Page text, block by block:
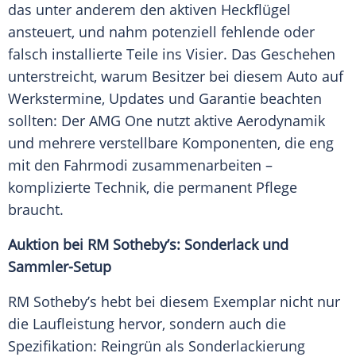
das unter anderem den aktiven Heckflügel
ansteuert, und nahm potenziell fehlende oder
falsch installierte Teile ins Visier. Das Geschehen
unterstreicht, warum Besitzer bei diesem Auto auf
Werkstermine, Updates und Garantie beachten
sollten: Der AMG One nutzt aktive Aerodynamik
und mehrere verstellbare Komponenten, die eng
mit den Fahrmodi zusammenarbeiten –
komplizierte Technik, die permanent Pflege
braucht.
Auktion bei RM Sotheby’s: Sonderlack und
Sammler-Setup
RM Sotheby’s hebt bei diesem Exemplar nicht nur
die Laufleistung hervor, sondern auch die
Spezifikation: Reingrün als Sonderlackierung